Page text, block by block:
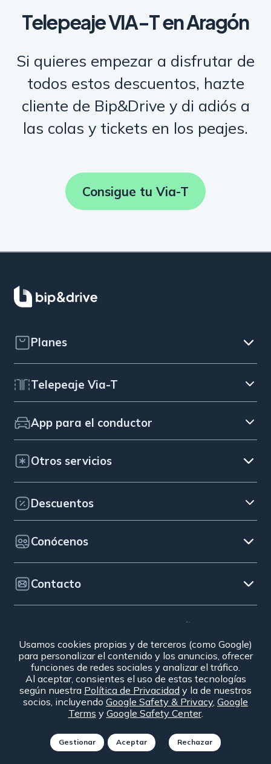
Telepeaje VIA-T en Aragón
Si quieres empezar a disfrutar de
todos estos descuentos, hazte
cliente de Bip&Drive y di adiós a
las colas y tickets en los peajes.
Consigue tu Via-T
Consulta condiciones particulares y requisitos de la
Autopista para aplicar descuentos
Planes
Telepeaje Via-T
App para el conductor
Otros servicios
Descuentos
Conócenos
Contacto
© 2026 Bip&Drive. España
Aviso legal | Uso de cookies | Código ético y canal de
denuncias | Defensa del cliente | Condiciones
Generales de Contratación | Política de privacidad
Condiciones de venta de la baliza
Usamos cookies propias y de terceros (como Google)
para personalizar el contenido y los anuncios, ofrecer
funciones de redes sociales y analizar el tráfico.
Al aceptar, consientes el uso de estas tecnologías
según nuestra Política de Privacidad y la de nuestros
socios, incluyendo Google Safety & Privacy, Google
Terms y Google Safety Center.
Gestionar Aceptar Rechazar